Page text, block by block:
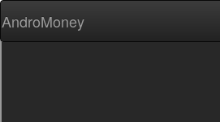
AndroMoney